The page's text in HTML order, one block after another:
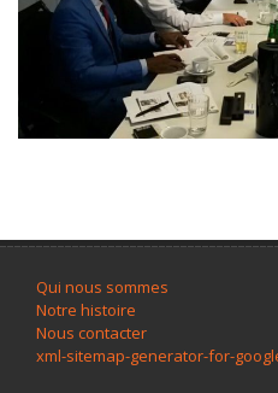
Qui nous sommes
Notre histoire
Nous contacter
xml-sitemap-generator-for-